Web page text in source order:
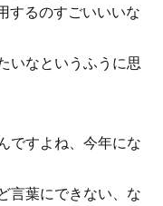
するのすごいいいな
いなというふうに思
ですよね、今年にな
言葉にできない、な